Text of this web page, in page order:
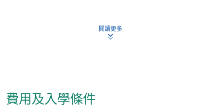
四. 識別常用保健中藥和方劑的功效及常用食物的性味
六. 調製藥膳養生茶飲。
閱讀更多
費用及入學條件